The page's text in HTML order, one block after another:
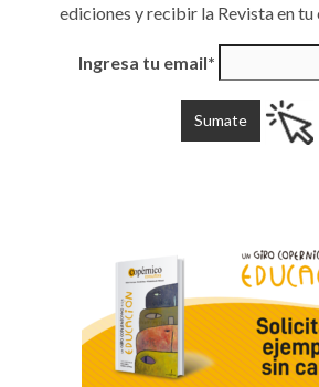
ediciones y recibir la Revista en tu
Ingresa tu email*